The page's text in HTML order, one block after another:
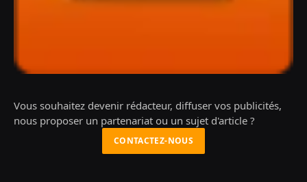
Vous souhaitez devenir rédacteur, diffuser vos publicités,
nous proposer un partenariat ou un sujet d'article ?
CONTACTEZ-NOUS